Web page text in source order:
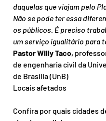
daquelas que viajam pelo
Não se pode ter essa
os públicos. É preciso
um serviço igualitário para
Pastor Willy Taco,
de engenharia civil da
de Brasília (UnB)
Locais afetados
Confira por quais cidades